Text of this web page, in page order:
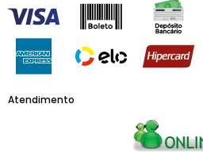
Atendimento